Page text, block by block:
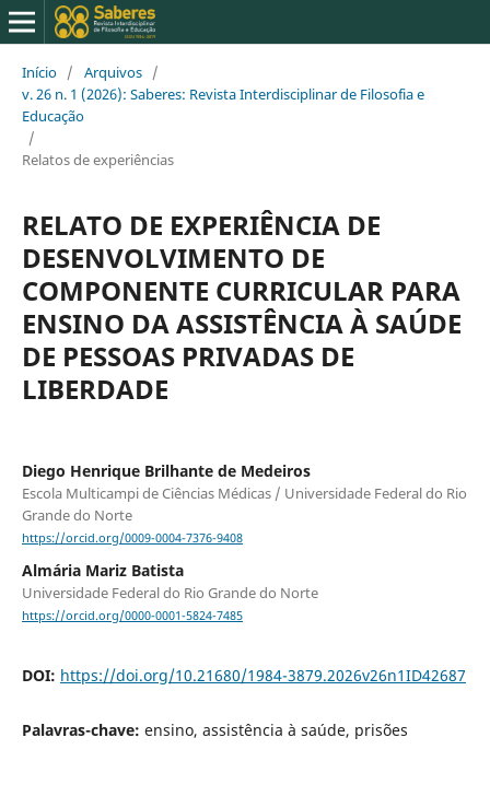
Início / Arquivos /
v. 26 n. 1 (2026): Saberes: Revista Interdisciplinar de Filosofia e
Educação
/
Relatos de experiências
RELATO DE EXPERIÊNCIA DE
DESENVOLVIMENTO DE
COMPONENTE CURRICULAR PARA
ENSINO DA ASSISTÊNCIA À SAÚDE
DE PESSOAS PRIVADAS DE
LIBERDADE
Diego Henrique Brilhante de Medeiros
Escola Multicampi de Ciências Médicas / Universidade Federal do Rio
Grande do Norte
https://orcid.org/0009-0004-7376-9408
Almária Mariz Batista
Universidade Federal do Rio Grande do Norte
https://orcid.org/0000-0001-5824-7485
DOI: https://doi.org/10.21680/1984-3879.2026v26n1ID42687
Palavras-chave: ensino, assistência à saúde, prisões